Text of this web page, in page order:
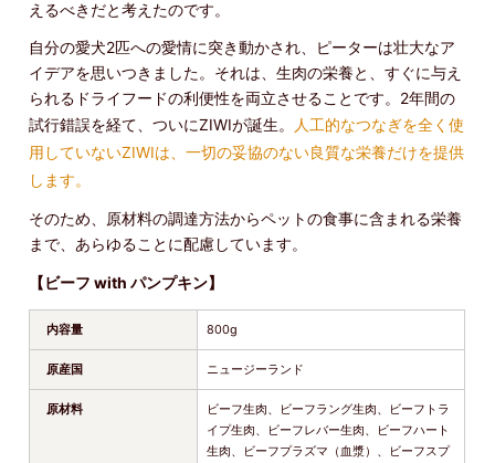
えるべきだと考えたのです。
自分の愛犬2匹への愛情に突き動かされ、ピーターは壮大なア
イデアを思いつきました。それは、生肉の栄養と、すぐに与え
られるドライフードの利便性を両立させることです。2年間の
試行錯誤を経て、ついにZIWIが誕生。
人工的なつなぎを全く使
用していないZIWIは、一切の妥協のない良質な栄養だけを提供
します。
そのため、原材料の調達方法からペットの食事に含まれる栄養
まで、あらゆることに配慮しています。
【ビーフ with パンプキン】
内容量 800g
原産国 ニュージーランド
原材料
ビーフ生肉、ビーフラング生肉、ビーフトラ
イプ生肉、ビーフレバー生肉、ビーフハート
生肉、ビーフプラズマ（血漿）、ビーフスプ